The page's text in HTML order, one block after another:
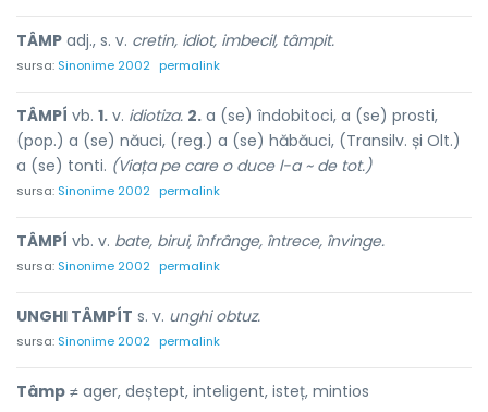
TÂMP adj., s. v. cretin, idiot, imbecil, tâmpit.
sursa: Sinonime 2002 permalink
TÂMPÍ vb. 1. v. idiotiza. 2. a (se) îndobitoci, a (se) prosti,
(pop.) a (se) năuci, (reg.) a (se) hăbăuci, (Transilv. și Olt.)
a (se) tonti. (Viața pe care o duce l-a ~ de tot.)
sursa: Sinonime 2002 permalink
TÂMPÍ vb. v. bate, birui, înfrânge, întrece, învinge.
sursa: Sinonime 2002 permalink
UNGHI TÂMPÍT s. v. unghi obtuz.
sursa: Sinonime 2002 permalink
Tâmp ≠ ager, deștept, inteligent, isteț, mintios